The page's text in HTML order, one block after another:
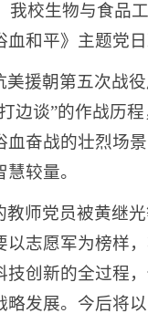
我校生物与食品
和平》主题党日
美援朝第五次战
边谈”的作战历
血奋战的壮烈场
较量。
教师党员被黄继
以志愿军为榜样
技创新的全过程
略发展。今后将